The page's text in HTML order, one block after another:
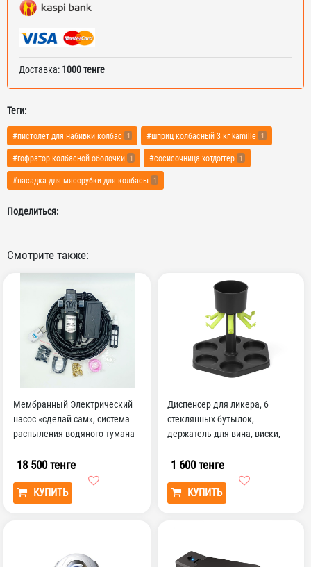
Доставка: 1000 тенге
Теги:
#пистолет для набивки колбас 1 #шприц колбасный 3 кг kamille 1
#гофратор колбасной оболочки 1 #сосисочница хотдоггер 1
#насадка для мясорубки для колбасы 1
Поделиться:
Смотрите также:
Мембранный Электрический
насос «сделай сам», система
распыления водяного тумана
18 500 тенге
КУПИТЬ
Диспенсер для ликера, 6
стеклянных бутылок,
держатель для вина, виски,
1 600 тенге
КУПИТЬ